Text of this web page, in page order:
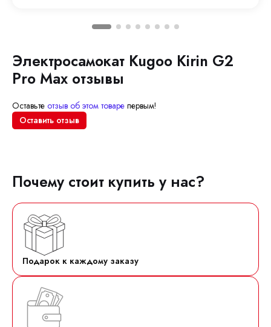
Электросамокат Kugoo Kirin G2
Pro Max отзывы
Оставьте отзыв об этом товаре первым!
Оставить отзыв
Почему стоит купить у нас?
Подарок к каждому заказу